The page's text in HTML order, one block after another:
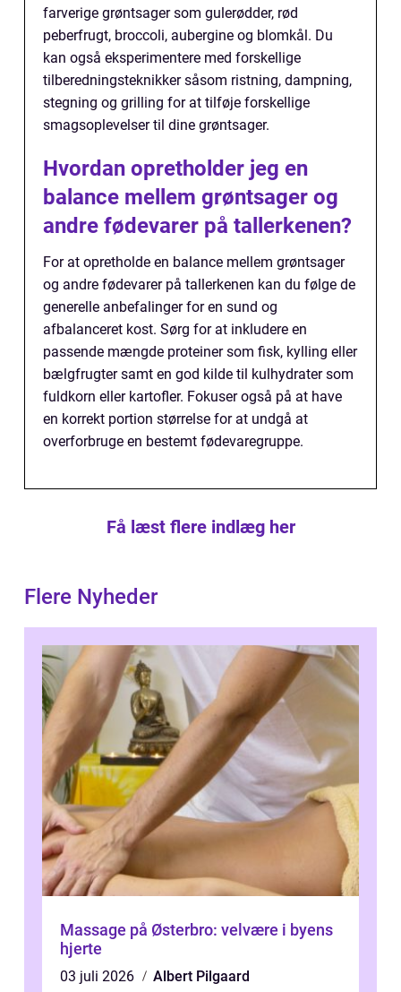
farverige grøntsager som gulerødder, rød
peberfrugt, broccoli, aubergine og blomkål. Du
kan også eksperimentere med forskellige
tilberedningsteknikker såsom ristning, dampning,
stegning og grilling for at tilføje forskellige
smagsoplevelser til dine grøntsager.
Hvordan opretholder jeg en
balance mellem grøntsager og
andre fødevarer på tallerkenen?
For at opretholde en balance mellem grøntsager
og andre fødevarer på tallerkenen kan du følge de
generelle anbefalinger for en sund og
afbalanceret kost. Sørg for at inkludere en
passende mængde proteiner som fisk, kylling eller
bælgfrugter samt en god kilde til kulhydrater som
fuldkorn eller kartofler. Fokuser også på at have
en korrekt portion størrelse for at undgå at
overforbruge en bestemt fødevaregruppe.
Få læst flere indlæg her
Flere Nyheder
Massage på Østerbro: velvære i byens
hjerte
03 juli 2026
Albert Pilgaard